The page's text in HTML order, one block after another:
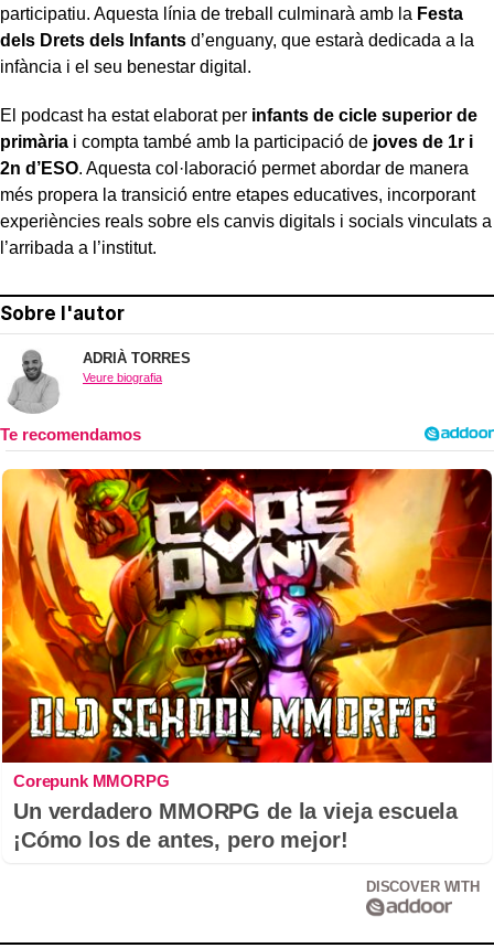
participatiu. Aquesta línia de treball culminarà amb la Festa
dels Drets dels Infants d’enguany, que estarà dedicada a la
infància i el seu benestar digital.
El podcast ha estat elaborat per infants de cicle superior de
primària i compta també amb la participació de joves de 1r i
2n d’ESO. Aquesta col·laboració permet abordar de manera
més propera la transició entre etapes educatives, incorporant
experiències reals sobre els canvis digitals i socials vinculats a
l’arribada a l’institut.
Sobre l'autor
ADRIÀ TORRES
Veure biografia
Corepunk MMORPG
Un verdadero MMORPG de la vieja escuela
¡Cómo los de antes, pero mejor!
DISCOVER WITH